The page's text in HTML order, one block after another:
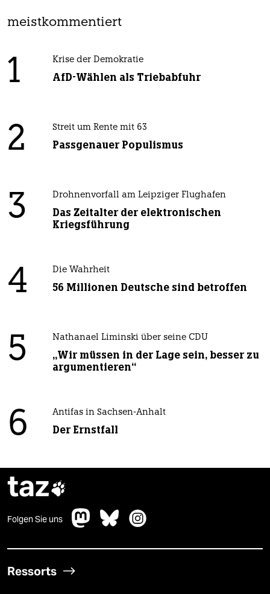
meistkommentiert
1 Krise der Demokratie
AfD-Wählen als Triebabfuhr
2 Streit um Rente mit 63
Passgenauer Populismus
3 Drohnenvorfall am Leipziger Flughafen
Das Zeitalter der elektronischen
Kriegsführung
4 Die Wahrheit
56 Millionen Deutsche sind betroffen
5 Nathanael Liminski über seine CDU
„Wir müssen in der Lage sein, besser zu
argumentieren“
6 Antifas in Sachsen-Anhalt
Der Ernstfall
taz
Folgen Sie uns
Ressorts